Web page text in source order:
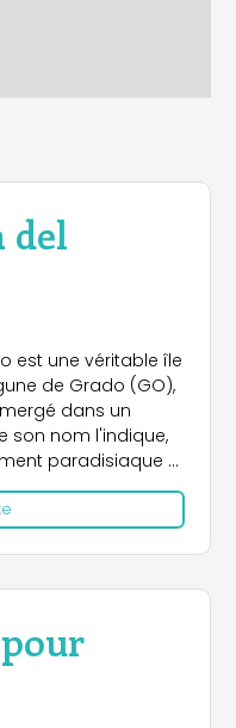
del
est une véritable île
de Grado (GO),
dans un
son nom l'indique,
paradisiaque et
recherchent la paix,
et le contact
naturelle, en
et d'une
pour rétablir le
votre disposition de
et délimités,
quelle